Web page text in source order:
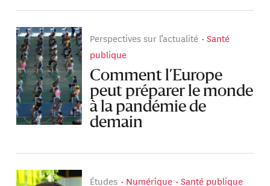
Perspectives sur l’actualité
Santé
publique
Comment l’Europe
peut préparer le monde
à la pandémie de
demain
Études Numérique Santé publique